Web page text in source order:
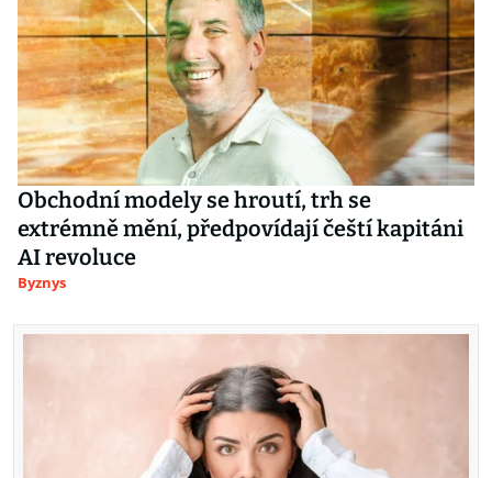
Obchodní modely se hroutí, trh se
extrémně mění, předpovídají čeští kapitáni
AI revoluce
Byznys